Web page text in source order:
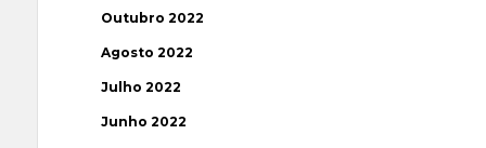
Outubro 2022
Agosto 2022
Julho 2022
Junho 2022